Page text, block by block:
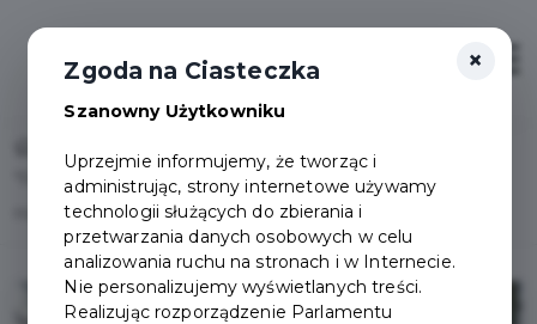
"Ferie bez komórki". Policjanci i strażnicy miejscy
rozmawiają z dziećmi o bezpieczeństwie
×
Zgoda na Ciasteczka
Szanowny Użytkowniku
Uprzejmie informujemy, że tworząc i
administrując, strony internetowe używamy
technologii służących do zbierania i
przetwarzania danych osobowych w celu
analizowania ruchu na stronach i w Internecie.
Nie personalizujemy wyświetlanych treści.
Realizując rozporządzenie Parlamentu